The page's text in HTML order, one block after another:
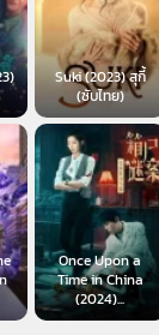
Suki (2023) สุกี้
(ซับไทย)
Once Upon a
Time in China
(2024)...